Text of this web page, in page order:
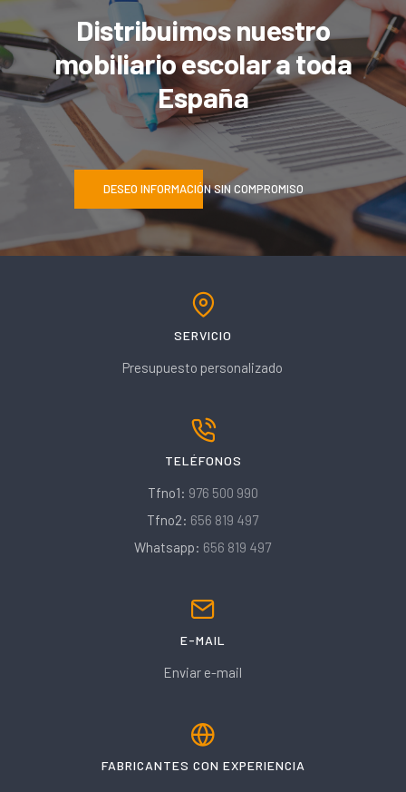
Distribuimos nuestro
mobiliario escolar a toda
España
DESEO INFORMACIÓN SIN COMPROMISO
SERVICIO
Presupuesto personalizado
TELÉFONOS
Tfno1: 976 500 990
Tfno2: 656 819 497
Whatsapp: 656 819 497
E-MAIL
Enviar e-mail
FABRICANTES CON EXPERIENCIA